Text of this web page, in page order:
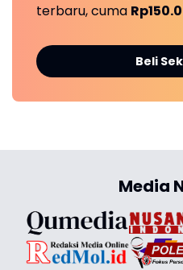
terbaru, cuma
Beli
Media